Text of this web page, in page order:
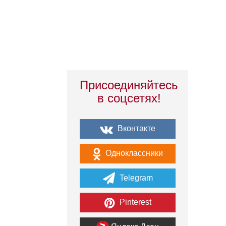
Присоединяйтесь
в соцсетях!
Вконтакте
Одноклассники
Telegram
Pinterest